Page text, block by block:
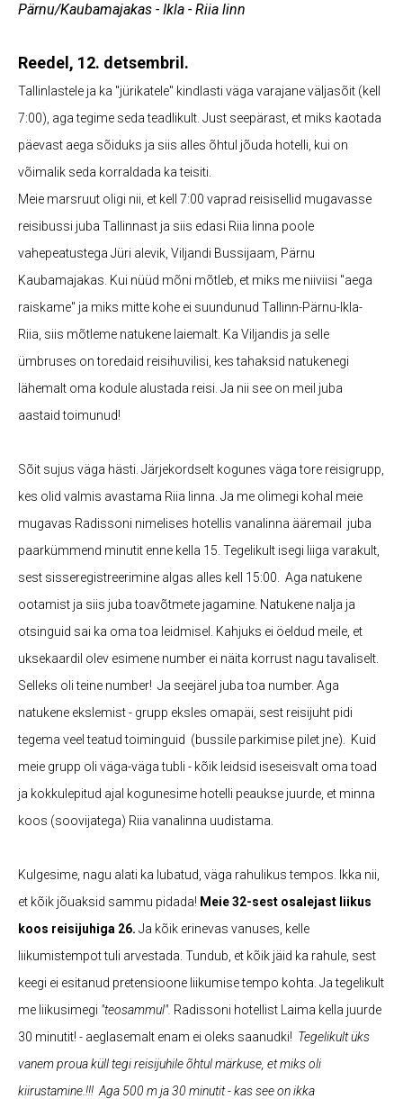
Pärnu/Kaubamajakas - Ikla - Riia linn
Reedel, 12. detsembril.
Tallinlastele ja ka "jürikatele" kindlasti väga varajane väljasõit (kell
7:00), aga tegime seda teadlikult. Just seepärast, et miks kaotada
päevast aega sõiduks ja siis alles õhtul jõuda hotelli, kui on
võimalik seda korraldada ka teisiti.
Meie marsruut oligi nii, et kell 7:00 vaprad reisisellid mugavasse
reisibussi juba Tallinnast ja siis edasi Riia linna poole
vahepeatustega Jüri alevik, Viljandi Bussijaam, Pärnu
Kaubamajakas. Kui nüüd mõni mõtleb, et miks me niiviisi "aega
raiskame" ja miks mitte kohe ei suundunud Tallinn-Pärnu-Ikla-
Riia, siis mõtleme natukene laiemalt. Ka Viljandis ja selle
ümbruses on toredaid reisihuvilisi, kes tahaksid natukenegi
lähemalt oma kodule alustada reisi. Ja nii see on meil juba
aastaid toimunud!
Sõit sujus väga hästi. Järjekordselt kogunes väga tore reisigrupp,
kes olid valmis avastama Riia linna. Ja me olimegi kohal meie
mugavas Radissoni nimelises hotellis vanalinna ääremail juba
paarkümmend minutit enne kella 15. Tegelikult isegi liiga varakult,
sest sisseregistreerimine algas alles kell 15:00. Aga natukene
ootamist ja siis juba toavõtmete jagamine. Natukene nalja ja
otsinguid sai ka oma toa leidmisel. Kahjuks ei öeldud meile, et
uksekaardil olev esimene number ei näita korrust nagu tavaliselt.
Selleks oli teine number! Ja seejärel juba toa number. Aga
natukene ekslemist - grupp eksles omapäi, sest reisijuht pidi
tegema veel teatud toiminguid (bussile parkimise pilet jne). Kuid
meie grupp oli väga-väga tubli - kõik leidsid iseseisvalt oma toad
ja kokkulepitud ajal kogunesime hotelli peaukse juurde, et minna
koos (soovijatega) Riia vanalinna uudistama.
Kulgesime, nagu alati ka lubatud, väga rahulikus tempos. Ikka nii,
et kõik jõuaksid sammu pidada! Meie 32-sest osalejast liikus
koos reisijuhiga 26. Ja kõik erinevas vanuses, kelle
liikumistempot tuli arvestada. Tundub, et kõik jäid ka rahule, sest
keegi ei esitanud pretensioone liikumise tempo kohta. Ja tegelikult
me liikusimegi "teosammul". Radissoni hotellist Laima kella juurde
30 minutit! - aeglasemalt enam ei oleks saanudki! Tegelikult üks
vanem proua küll tegi reisijuhile õhtul märkuse, et miks oli
kiirustamine.!!! Aga 500 m ja 30 minutit - kas see on ikka